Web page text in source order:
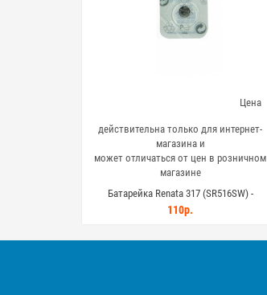
Цена
действительна только для интернет-
магазина и
может отличаться от цен в розничном
магазине
Батарейка Renata 317 (SR516SW) -
серебряно-цинковый элемент для
110р.